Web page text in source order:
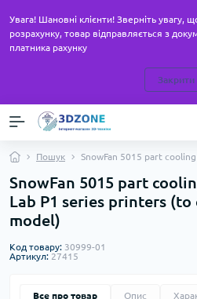
Увага! Шановні клієнти! Зверніть увагу,
розрахунку, товар відправляється з
платника рахунку
Закрити
Пошук SnowFan 5015 part
SnowFan 5015 part
Lab P1 series printers
model)
Код товару: 30999-01
Артикул: 27415
Все про товар Опис